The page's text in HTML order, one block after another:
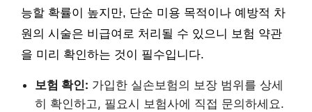
능할 확률이 높지만, 단순 미용 목적이나 예방적 차
원의 시술은 비급여로 처리될 수 있으니 보험 약관
을 미리 확인하는 것이 필수입니다.
보험 확인: 가입한 실손보험의 보장 범위를 상세
히 확인하고, 필요시 보험사에 직접 문의하세요.